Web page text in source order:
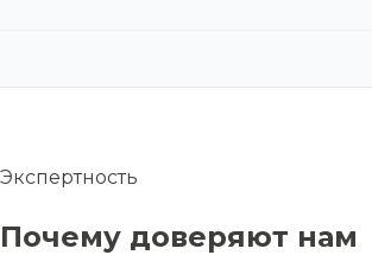
Экспертность
Почему доверяют нам